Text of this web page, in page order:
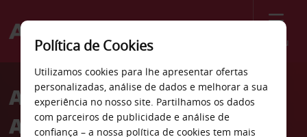
Menu
Welcome
AvisAluguer de carros Punta
Arenas
Política de Cookies
Utilizamos cookies para lhe apresentar ofertas
personalizadas, análise de dados e melhorar a sua
experiência no nosso site. Partilhamos os dados
com parceiros de publicidade e análise de
confiança – a nossa política de cookies tem mais